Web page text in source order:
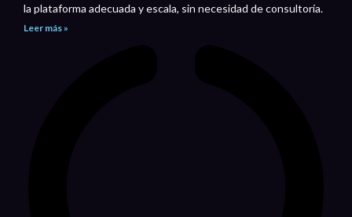
la plataforma adecuada y escala, sin necesidad de consultoría.
Leer más »